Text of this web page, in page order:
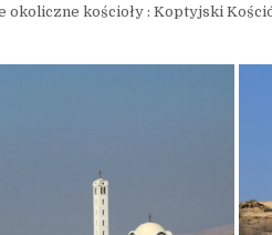
kościoły : Koptyjski